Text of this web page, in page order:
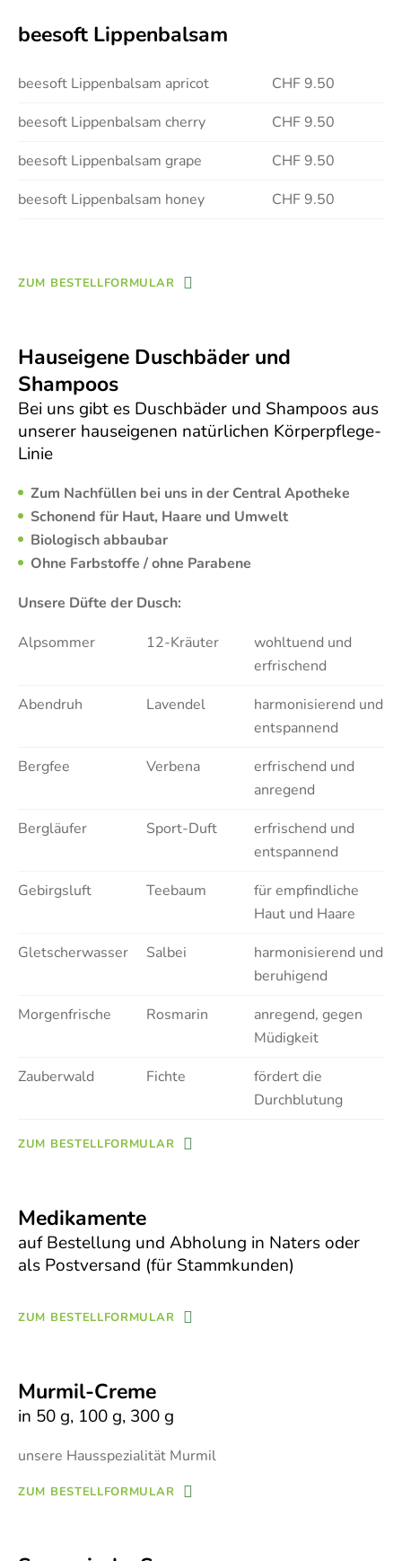
beesoft Lippenbalsam
beesoft Lippenbalsam apricot
CHF 9.50
beesoft Lippenbalsam cherry
CHF 9.50
beesoft Lippenbalsam grape
CHF 9.50
beesoft Lippenbalsam honey
CHF 9.50
ZUM BESTELLFORMULAR
Hauseigene Duschbäder und
Shampoos
Bei uns gibt es Duschbäder und Shampoos aus
unserer hauseigenen natürlichen Körperpflege-
Linie
Zum Nachfüllen bei uns in der Central Apotheke
Schonend für Haut, Haare und Umwelt
Biologisch abbaubar
Ohne Farbstoffe / ohne Parabene
Unsere Düfte der Dusch:
Alpsommer
12-Kräuter
wohltuend und
erfrischend
Abendruh
Lavendel
harmonisierend und
entspannend
Bergfee
Verbena
erfrischend und
anregend
Bergläufer
Sport-Duft
erfrischend und
entspannend
Gebirgsluft
Teebaum
für empfindliche
Haut und Haare
Gletscherwasser
Salbei
harmonisierend und
beruhigend
Morgenfrische
Rosmarin
anregend, gegen
Müdigkeit
Zauberwald
Fichte
fördert die
Durchblutung
ZUM BESTELLFORMULAR
Medikamente
auf Bestellung und Abholung in Naters oder
als Postversand (für Stammkunden)
ZUM BESTELLFORMULAR
Murmil-Creme
in 50 g, 100 g, 300 g
unsere Hausspezialität Murmil
ZUM BESTELLFORMULAR